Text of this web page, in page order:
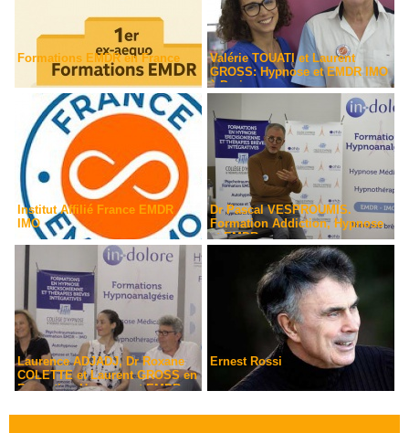
Formations EMDR en France
Valérie TOUATI et Laurent
GROSS: Hypnose et EMDR IMO
à Paris
Institut Affilié France EMDR
IMO
Dr Pascal VESPROUMIS.
Formation Addiction, Hypnose
et EMDR
Laurence ADJADJ, Dr Roxane
COLETTE et Laurent GROSS en
Formation Hypnose et EMDR-
l'Institut In-Dolore et le CHTIP à
Ernest Rossi